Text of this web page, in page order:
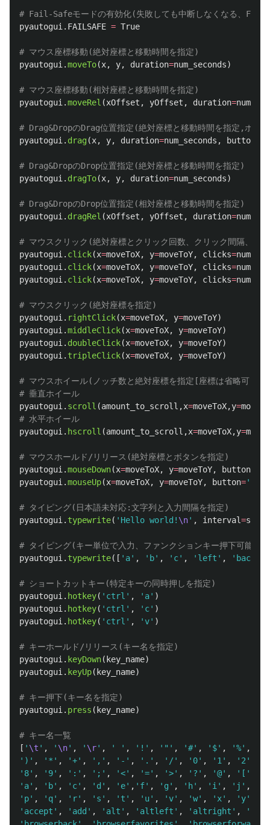
pyautogui . FAILSAFE = True
pyautogui .moveTo(x, y, duration=num_seconds)
pyautogui .moveRel (xOffset , yOffset , duration=
pyautogui . drag(x, y, duration=num_seconds , button
pyautogui . dragTo(x, y, duration=num_seconds)
pyautogui . dragRel (xOffset , yOffset , duration=
pyautogui . click(x=moveToX, y=moveToY, clicks=
pyautogui . click(x=moveToX, y=moveToY, clicks=
pyautogui . click(x=moveToX, y=moveToY, clicks=
pyautogui . rightClick(x=moveToX, y=moveToY)
pyautogui .middleClick(x=moveToX, y=moveToY)
pyautogui . doubleClick(x=moveToX, y=moveToY)
pyautogui . tripleClick(x=moveToX, y=moveToY)
# マウスホイール(ノッチ数と絶対座標を指定[座標は省略可])
pyautogui . scroll (amount_to_scroll ,x=moveToX,y=
pyautogui . hscroll (amount_to_scroll ,x=moveToX,y=
pyautogui .mouseDown(x=moveToX, y=moveToY, button
pyautogui .mouseUp(x=moveToX, y=moveToY, button='
pyautogui . typewrite( ' Hello world! \n' , interval=
pyautogui . typewrite([ ' a' , ' b' , ' c' , ' left ' , '
pyautogui . hotkey( ' ctrl ' , ' a' )
pyautogui . hotkey( ' ctrl ' , ' c' )
pyautogui . hotkey( ' ctrl ' , ' v' )
pyautogui . keyDown( key_name)
pyautogui . keyUp( key_name)
pyautogui . press ( key_name)
[ ' \t ' , ' \n' , ' \r' , ' ' , ' ! ' , '"' , '#' , ' $' , '%' ,
' ) ' , ' * ' , '+' , ' , ' , ' - ' , ' . ' , ' /' , ' 0' , ' 1 ' , ' 2 '
' 8' , ' 9' , ' : ' , ' ; ' , '<' , '=' , '>' , ' ? ' , '@' , ' [ '
' a' , ' b' , ' c' , ' d ' , ' e' , ' f' , ' g ' , ' h' , ' i ' , ' j ' ,
' p' , ' q' , ' r' , ' s ' , ' t ' , ' u' , ' v' , 'w' , ' x' , ' y'
' accept ' , ' add ' , ' alt ' , ' altleft ' , ' altright ' , '